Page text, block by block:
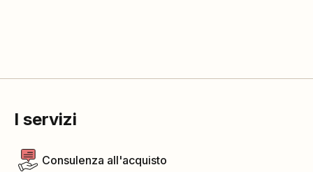
I servizi
Consulenza all'acquisto